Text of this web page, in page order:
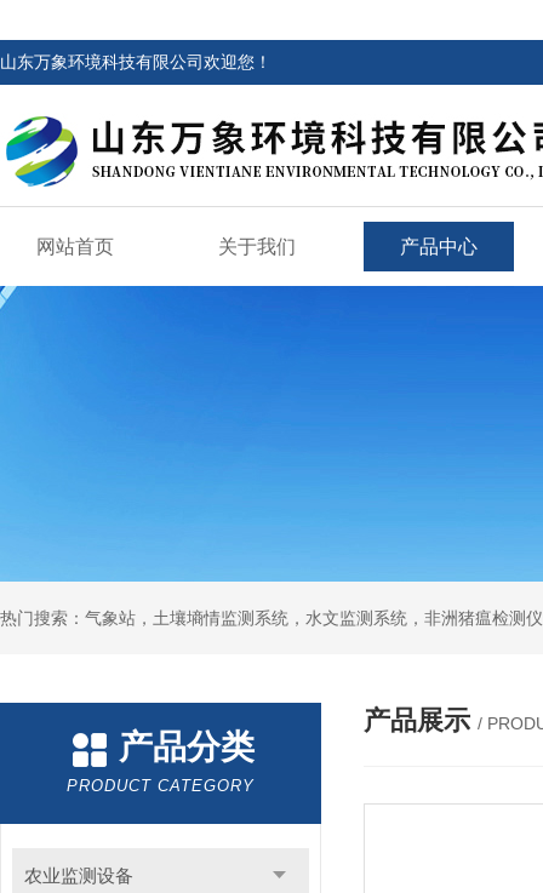
山东万象环境科技有限公司欢迎您！
网站首页 关于我们 产品中心
热门搜索：气象站，土壤墒情监测系统，水文监测系统，非洲猪瘟检测
产品分类
PRODUCT CATEGORY
农业监测设备
产品展示 /